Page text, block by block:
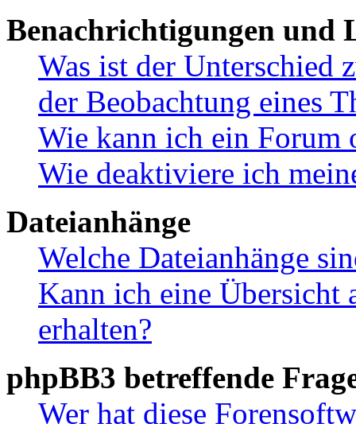
Benachrichtigungen und
Was ist der Unterschied
der Beobachtung eines
Wie kann ich ein Forum
Wie deaktiviere ich
Dateianhänge
Welche Dateianhänge
Kann ich eine Übersicht
erhalten?
phpBB3 betreffende
Wer hat diese